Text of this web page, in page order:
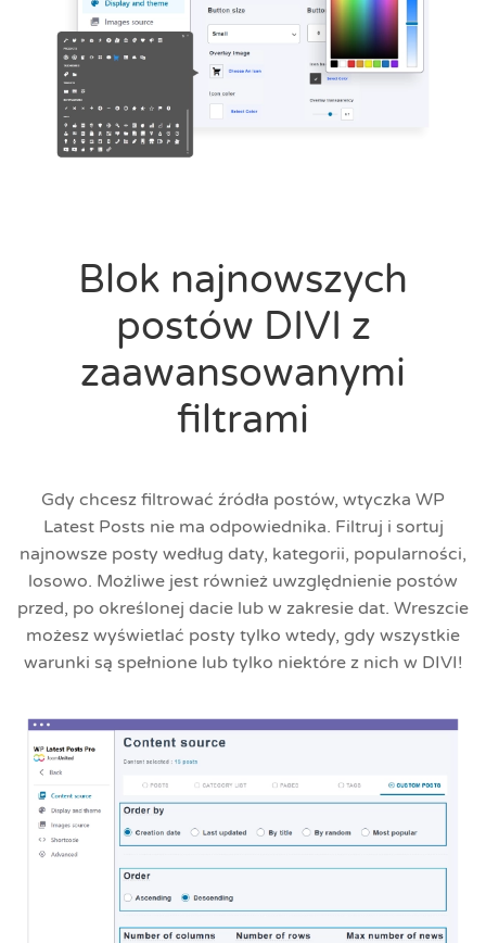
Blok najnowszych
postów DIVI z
zaawansowanymi
filtrami
Gdy chcesz filtrować źródła postów, wtyczka WP
Latest Posts nie ma odpowiednika. Filtruj i sortuj
najnowsze posty według daty, kategorii, popularności,
losowo. Możliwe jest również uwzględnienie postów
przed, po określonej dacie lub w zakresie dat. Wreszcie
możesz wyświetlać posty tylko wtedy, gdy wszystkie
warunki są spełnione lub tylko niektóre z nich w DIVI!